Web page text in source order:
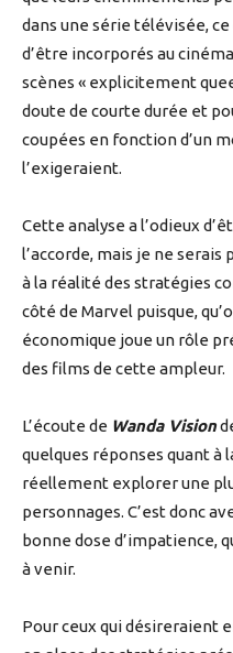
dans une série télévisée,
d’être incorporés au
scènes « explicitement
doute de courte durée et
coupées en fonction d’un
l’exigeraient.
Cette analyse a l’odieux
l’accorde, mais je ne serais
à la réalité des stratégies
côté de Marvel puisque,
économique joue un rôle
des films de cette ampleur.
L’écoute de Wanda Vision
quelques réponses quant à
réellement explorer une
personnages. C’est donc
bonne dose d’impatience,
à venir.
Pour ceux qui désireraient